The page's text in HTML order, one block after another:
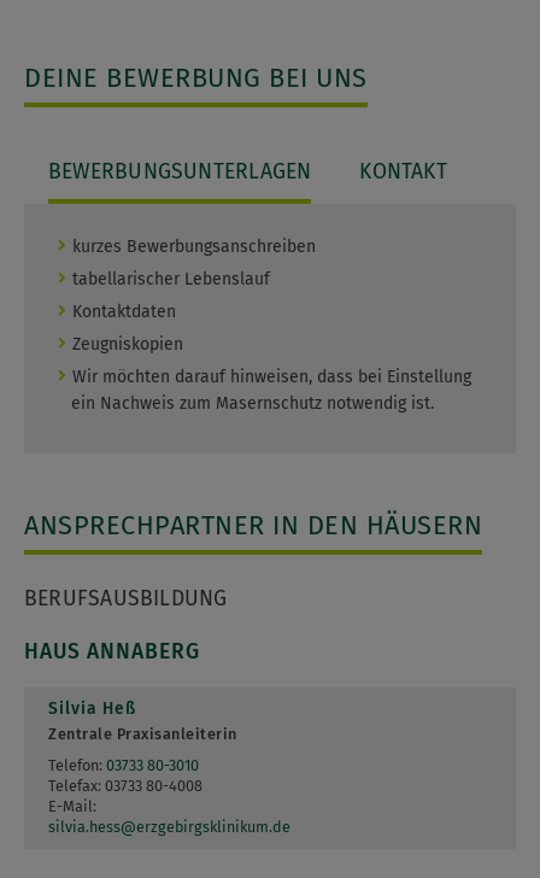
DEINE BEWERBUNG BEI UNS
BEWERBUNGSUNTERLAGEN KONTAKT
kurzes Bewerbungsanschreiben
tabellarischer Lebenslauf
Kontaktdaten
Zeugniskopien
Wir möchten darauf hinweisen, dass bei Einstellung
ein Nachweis zum Masernschutz notwendig ist.
ANSPRECHPARTNER IN DEN HÄUSERN
BERUFSAUSBILDUNG
HAUS ANNABERG
Silvia Heß
Zentrale Praxisanleiterin
Telefon: 03733 80-3010
Telefax: 03733 80-4008
E-Mail:
silvia.hess@erzgebirgsklinikum.de